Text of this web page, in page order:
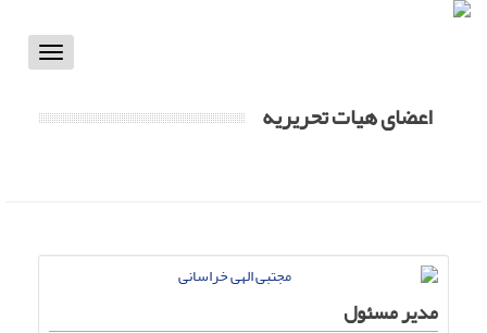
Toggle
اعضای هیات تحریریه
مدیر مسئول